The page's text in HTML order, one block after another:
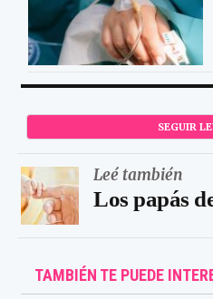
SEGUIR
Leé también
Los papás
TAMBIÉN TE PUEDE